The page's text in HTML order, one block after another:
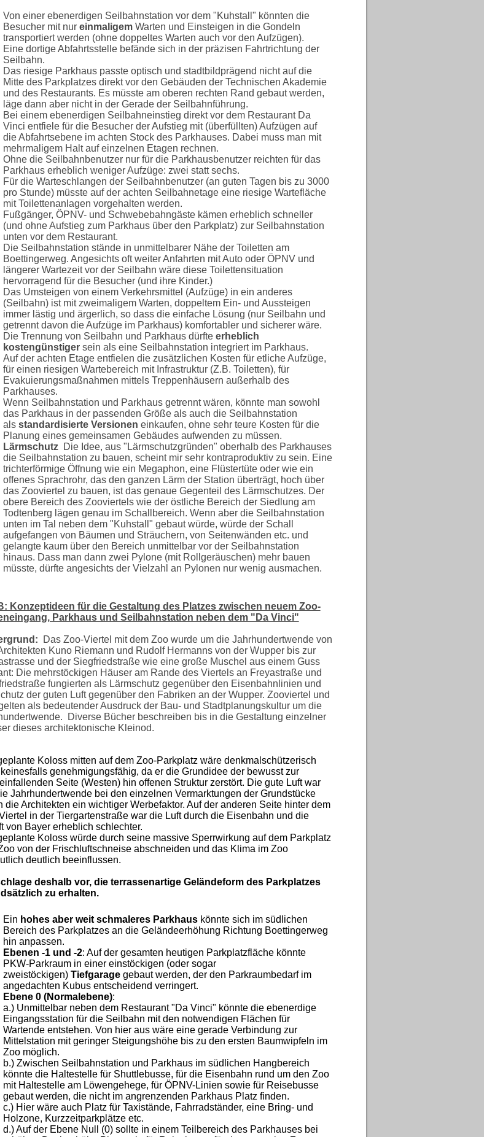
Von einer ebenerdigen Seilbahnstation vor dem "Kuhstall" könnten die
Besucher mit nur einmaligem Warten und Einsteigen in die Gondeln
transportiert werden (ohne doppeltes Warten auch vor den Aufzügen).
Eine dortige Abfahrtsstelle befände sich in der präzisen Fahrtrichtung der
Seilbahn.
Das riesige Parkhaus passte optisch und stadtbildprägend nicht auf die
Mitte des Parkplatzes direkt vor den Gebäuden der Technischen Akademie
und des Restaurants. Es müsste am oberen rechten Rand gebaut werden,
läge dann aber nicht in der Gerade der Seilbahnführung.
Bei einem ebenerdigen Seilbahneinstieg direkt vor dem Restaurant Da
Vinci entfiele für die Besucher der Aufstieg mit (überfüllten) Aufzügen auf
die Abfahrtsebene im achten Stock des Parkhauses. Dabei muss man mit
mehrmaligem Halt auf einzelnen Etagen rechnen.
Ohne die Seilbahnbenutzer nur für die Parkhausbenutzer reichten für das
Parkhaus erheblich weniger Aufzüge: zwei statt sechs.
Für die Warteschlangen der Seilbahnbenutzer (an guten Tagen bis zu 3000
pro Stunde) müsste auf der achten Seilbahnetage eine riesige Wartefläche
mit Toilettenanlagen vorgehalten werden.
Fußgänger, ÖPNV- und Schwebebahngäste kämen erheblich schneller
(und ohne Aufstieg zum Parkhaus über den Parkplatz) zur Seilbahnstation
unten vor dem Restaurant.
Die Seilbahnstation stände in unmittelbarer Nähe der Toiletten am
Boettingerweg. Angesichts oft weiter Anfahrten mit Auto oder ÖPNV und
längerer Wartezeit vor der Seilbahn wäre diese Toilettensituation
hervorragend für die Besucher (und ihre Kinder.)
Das Umsteigen von einem Verkehrsmittel (Aufzüge) in ein anderes
(Seilbahn) ist mit zweimaligem Warten, doppeltem Ein- und Aussteigen
immer lästig und ärgerlich, so dass die einfache Lösung (nur Seilbahn und
getrennt davon die Aufzüge im Parkhaus) komfortabler und sicherer wäre.
Die Trennung von Seilbahn und Parkhaus dürfteerheblich
kostengünstiger sein als eine Seilbahnstation integriert im Parkhaus.
Auf der achten Etage entfielen die zusätzlichen Kosten für etliche Aufzüge,
für einen riesigen Wartebereich mit Infrastruktur (Z.B. Toiletten), für
Evakuierungsmaßnahmen mittels Treppenhäusern außerhalb des
Parkhauses.
Wenn Seilbahnstation und Parkhaus getrennt wären, könnte man sowohl
das Parkhaus in der passenden Größe als auch die Seilbahnstation
als standardisierte Versionen einkaufen, ohne sehr teure Kosten für die
Planung eines gemeinsamen Gebäudes aufwenden zu müssen.
Lärmschutz Die Idee, aus "Lärmschutzgründen" oberhalb des Parkhauses
die Seilbahnstation zu bauen, scheint mir sehr kontraproduktiv zu sein. Eine
trichterförmige Öffnung wie ein Megaphon, eine Flüstertüte oder wie ein
offenes Sprachrohr, das den ganzen Lärm der Station überträgt, hoch über
das Zooviertel zu bauen, ist das genaue Gegenteil des Lärmschutzes. Der
obere Bereich des Zooviertels wie der östliche Bereich der Siedlung am
Todtenberg lägen genau im Schallbereich. Wenn aber die Seilbahnstation
unten im Tal neben dem "Kuhstall" gebaut würde, würde der Schall
aufgefangen von Bäumen und Sträuchern, von Seitenwänden etc. und
gelangte kaum über den Bereich unmittelbar vor der Seilbahnstation
hinaus. Dass man dann zwei Pylone (mit Rollgeräuschen) mehr bauen
müsste, dürfte angesichts der Vielzahl an Pylonen nur wenig ausmachen.
Konzeptideen für die Gestaltung des Platzes zwischen neuem Zoo-
Parkhaus und Seilbahnstation neben dem "Da Vinci"
Das Zoo-Viertel mit dem Zoo wurde um die Jahrhundertwende von
Kuno Riemann und Rudolf Hermanns von der Wupper bis zur
und der Siegfriedstraße wie eine große Muschel aus einem Guss
Die mehrstöckigen Häuser am Rande des Viertels an Freyastraße und
fungierten als Lärmschutz gegenüber den Eisenbahnlinien und
der guten Luft gegenüber den Fabriken an der Wupper. Zooviertel und
als bedeutender Ausdruck der Bau- und Stadtplanungskultur um die
Diverse Bücher beschreiben bis in die Gestaltung einzelner
dieses architektonische Kleinod.
Koloss mitten auf dem Zoo-Parkplatz wäre denkmalschützerisch
genehmigungsfähig, da er die Grundidee der bewusst zur
Seite (Westen) hin offenen Struktur zerstört. Die gute Luft war
Jahrhundertwende bei den einzelnen Vermarktungen der Grundstücke
die Architekten ein wichtiger Werbefaktor. Auf der anderen Seite hinter dem
in der Tiergartenstraße war die Luft durch die Eisenbahn und die
von Bayer erheblich schlechter.
Koloss würde durch seine massive Sperrwirkung auf dem Parkplatz
von der Frischluftschneise abschneiden und das Klima im Zoo
deutlich beeinflussen.
deshalb vor, die terrassenartige Geländeform des Parkplatzes
zu erhalten.
Ein hohes aber weit schmaleres Parkhaus könnte sich im südlichen
Bereich des Parkplatzes an die Geländeerhöhung Richtung Boettingerweg
hin anpassen.
Ebenen -1 und -2: Auf der gesamten heutigen Parkplatzfläche könnte
PKW-Parkraum in einer einstöckigen (oder sogar
zweistöckigen) Tiefgaragegebaut werden, der den Parkraumbedarf im
angedachten Kubus entscheidend verringert.
Ebene 0 (Normalebene):
a.) Unmittelbar neben dem Restaurant "Da Vinci" könnte die ebenerdige
Eingangsstation für die Seilbahn mit den notwendigen Flächen für
Wartende entstehen. Von hier aus wäre eine gerade Verbindung zur
Mittelstation mit geringer Steigungshöhe bis zu den ersten Baumwipfeln im
Zoo möglich.
b.) Zwischen Seilbahnstation und Parkhaus im südlichen Hangbereich
könnte die Haltestelle für Shuttlebusse, für die Eisenbahn rund um den Zoo
mit Haltestelle am Löwengehege, für ÖPNV-Linien sowie für Reisebusse
gebaut werden, die nicht im angrenzenden Parkhaus Platz finden.
c.) Hier wäre auch Platz für Taxistände, Fahrradständer, eine Bring- und
Holzone, Kurzzeitparkplätze etc.
d.) Auf der Ebene Null (0) sollte in einem Teilbereich des Parkhauses bei